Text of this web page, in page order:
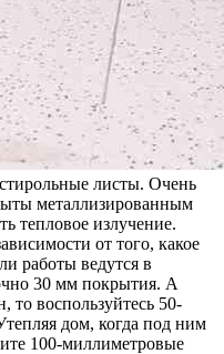
листы. Очень
металлизированным
тепловое излучение.
от того, какое
работы ведутся в
30 мм покрытия. А
то воспользуйтесь 50-
дом, когда под ним
100-миллиметровые